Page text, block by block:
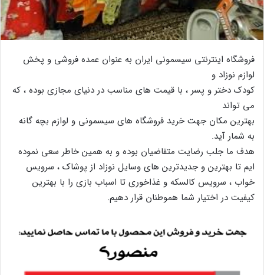
فروشگاه اینترنتی سیسمونی ایران به عنوان عمده فروشی و پخش
لوازم نوزاد و
کودک دختر و پسر ، با قیمت های مناسب در دنیای مجازی بوده ، که
می تواند
بهترین مکان جهت خرید فروشگاه های سیسمونی و لوازم بچه گانه
به شمار آید.
هدف ما جلب رضایت متقاضیان بوده و به همین خاطر سعی نموده
ایم تا بهترین و جدیدترین های وسایل نوزاد از پوشاک ، سرویس
خواب ، سرویس کالسکه و غذاخوری تا اسباب بازی را با بهترین
کیفیت در اختیار شما هموطنان قرار دهیم.